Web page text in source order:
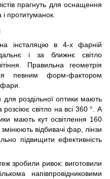
прагнуть для оснащення
протитуманок.
інсталяцію в 4-х фарній
і за ближнє світло
Правильна геометрія
певним форм-фактором
роздільної оптики мають
світло на всі 360 °. А
мають кут освітлення 160
відбивачі фар, лінзи
підвищити ефективність
зробили ривок: виготовили
напівпровідниковими